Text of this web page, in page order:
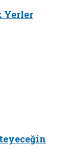
Yerler